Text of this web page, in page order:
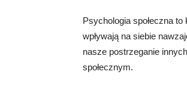
Psychologia społeczna
wpływają na siebie
nasze postrzeganie
społecznym.